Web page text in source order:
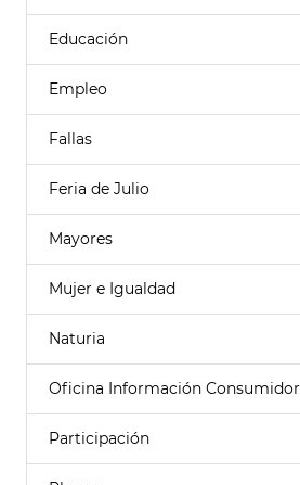
Educación
Empleo
Fallas
Feria de Julio
Mayores
Mujer e Igualdad
Naturia
Oficina Información Consumidor
Participación